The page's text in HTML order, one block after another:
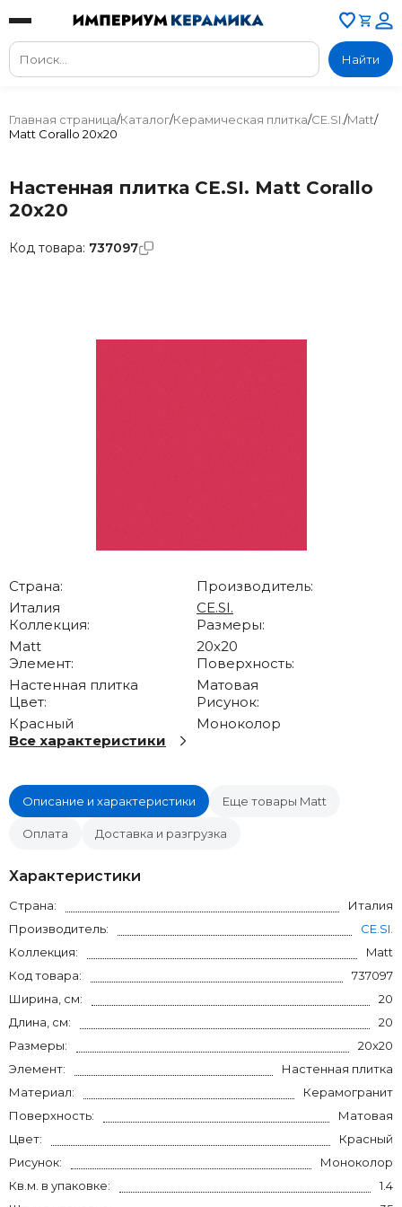
Найти
Главная страница/Каталог/Керамическая плитка/CE.SI. /Matt/
Matt Corallo 20x20
Настенная плитка CE.SI. Matt Corallo
20x20
Страна:
Италия
Производитель:
CE.SI.
Коллекция:
Matt
Размеры:
20x20
Элемент:
Настенная плитка
Поверхность:
Матовая
Цвет:
Красный
Рисунок:
Моноколор
Все характеристики
Описание и характеристики Еще товары Matt
Оплата Доставка и разгрузка
Характеристики
Страна:
Италия
Производитель:
CE.SI.
Коллекция:
Matt
Код товара:
737097
Ширина, см:
20
Длина, см:
20
Размеры:
20x20
Элемент:
Настенная плитка
Материал:
Керамогранит
Поверхность:
Матовая
Цвет:
Красный
Рисунок:
Моноколор
Кв.м. в упаковке:
1.4
Код товара: 737097